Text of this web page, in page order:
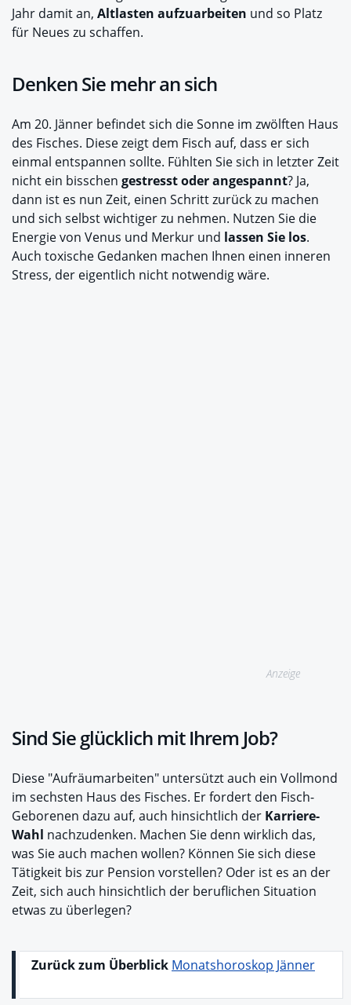
Jahr damit an, Altlasten aufzuarbeiten und so Platz
für Neues zu schaffen.
Denken Sie mehr an sich
Am 20. Jänner befindet sich die Sonne im zwölften Haus
des Fisches. Diese zeigt dem Fisch auf, dass er sich
einmal entspannen sollte. Fühlten Sie sich in letzter Zeit
nicht ein bisschen gestresst oder angespannt? Ja,
dann ist es nun Zeit, einen Schritt zurück zu machen
und sich selbst wichtiger zu nehmen. Nutzen Sie die
Energie von Venus und Merkur und lassen Sie los.
Auch toxische Gedanken machen Ihnen einen inneren
Stress, der eigentlich nicht notwendig wäre.
Anzeige
Sind Sie glücklich mit Ihrem Job?
Diese "Aufräumarbeiten" untersützt auch ein Vollmond
im sechsten Haus des Fisches. Er fordert den Fisch-
Geborenen dazu auf, auch hinsichtlich der Karriere-
Wahl nachzudenken. Machen Sie denn wirklich das,
was Sie auch machen wollen? Können Sie sich diese
Tätigkeit bis zur Pension vorstellen? Oder ist es an der
Zeit, sich auch hinsichtlich der beruflichen Situation
etwas zu überlegen?
Zurück zum Überblick Monatshoroskop Jänner